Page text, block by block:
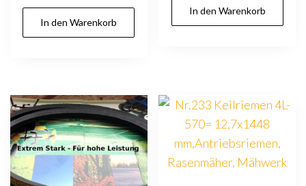
In den Warenkorb
In den Warenkorb